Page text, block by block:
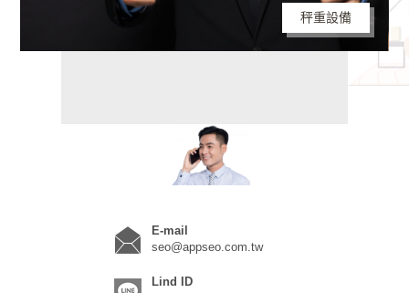
秤重設備
E-mail
seo@appseo.com.tw
Lind ID